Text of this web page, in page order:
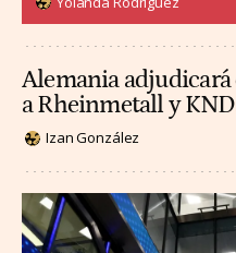
Alemania
a Rheinmetall y
Izan González